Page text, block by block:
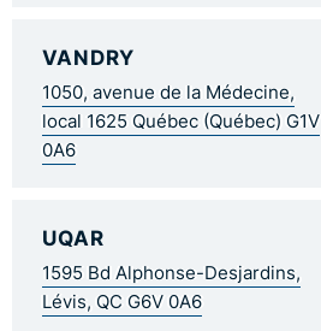
VANDRY
1050, avenue de la Médecine,
local 1625 Québec (Québec) G1V
0A6
UQAR
1595 Bd Alphonse-Desjardins,
Lévis, QC G6V 0A6